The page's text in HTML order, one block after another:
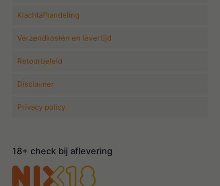
Klachtafhandeling
Verzendkosten en levertijd
Retourbeleid
Disclaimer
Privacy policy
18+ check bij aflevering